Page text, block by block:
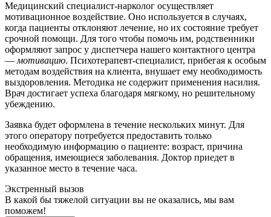
Медицинский специалист-нарколог осуществляет
мотивационное воздействие. Оно используется в случаях,
когда пациенты отклоняют лечение, но их состояние требует
срочной помощи. Для того чтобы помочь им, родственники
оформляют запрос у диспетчера нашего контактного центра
— мотивацию. Психотерапевт-специалист, прибегая к особым
методам воздействия на клиента, внушает ему необходимость
выздоровления. Методика не содержит применения насилия.
Врач достигает успеха благодаря мягкому, но решительному
убеждению.
Заявка будет оформлена в течение нескольких минут. Для
этого оператору потребуется предоставить только
необходимую информацию о пациенте: возраст, причина
обращения, имеющиеся заболевания. Доктор приедет в
указанное место в течение часа.
Экстренный вызов
В какой бы тяжелой ситуации вы не оказались, мы вам
поможем!